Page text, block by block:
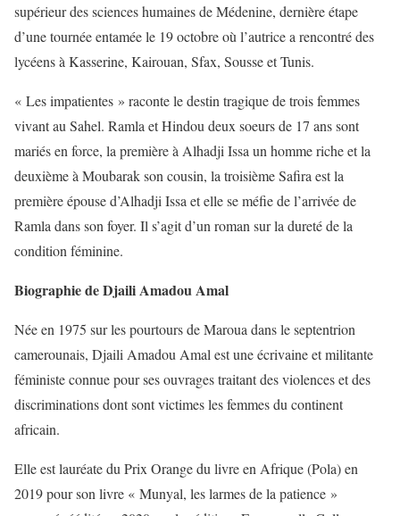
supérieur des sciences humaines de Médenine, dernière étape
d’une tournée entamée le 19 octobre où l’autrice a rencontré des
lycéens à Kasserine, Kairouan, Sfax, Sousse et Tunis.
« Les impatientes » raconte le destin tragique de trois femmes
vivant au Sahel. Ramla et Hindou deux soeurs de 17 ans sont
mariés en force, la première à Alhadji Issa un homme riche et la
deuxième à Moubarak son cousin, la troisième Safira est la
première épouse d’Alhadji Issa et elle se méfie de l’arrivée de
Ramla dans son foyer. Il s’agit d’un roman sur la dureté de la
condition féminine.
Biographie de Djaili Amadou Amal
Née en 1975 sur les pourtours de Maroua dans le septentrion
camerounais, Djaili Amadou Amal est une écrivaine et militante
féministe connue pour ses ouvrages traitant des violences et des
discriminations dont sont victimes les femmes du continent
africain.
Elle est lauréate du Prix Orange du livre en Afrique (Pola) en
2019 pour son livre « Munyal, les larmes de la patience »